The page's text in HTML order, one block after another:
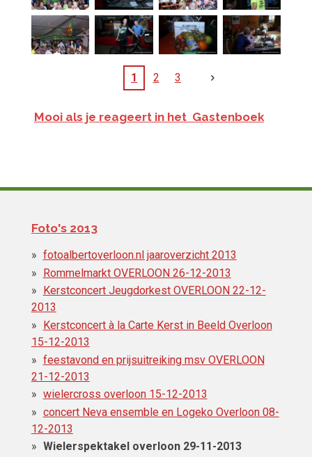
1 2 3
Mooi als je reageert in het Gastenboek
Foto's 2013
fotoalbertoverloon.nl jaaroverzicht 2013
Rommelmarkt OVERLOON 26-12-2013
Kerstconcert Jeugdorkest OVERLOON 22-12-
2013
Kerstconcert à la Carte Kerst in Beeld Overloon
15-12-2013
feestavond en prijsuitreiking msv OVERLOON
21-12-2013
wielercross overloon 15-12-2013
concert Neva ensemble en Logeko Overloon 08-
12-2013
Wielerspektakel overloon 29-11-2013